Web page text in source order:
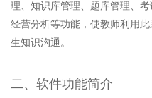
理、知识库管理、题库管理、
经营分析等功能，使教师利用
生知识沟通。
二、软件功能简介